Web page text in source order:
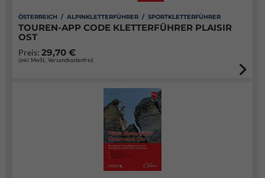
ÖSTERREICH / ALPINKLETTERFÜHRER / SPORTKLETTERFÜHRER
TOUREN-APP CODE KLETTERFÜHRER PLAISIR
OST
Preis: 29,70 €
(inkl. MwSt., Versandkostenfrei)